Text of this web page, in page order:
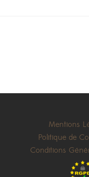
Mentions
Politique de
Conditions